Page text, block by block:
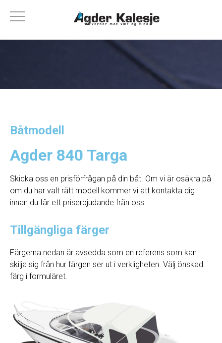
Båtmodell
Agder 840 Targa
Skicka oss en prisförfrågan på din båt. Om vi ​​är osäkra på
om du har valt rätt modell kommer vi att kontakta dig
innan du får ett priserbjudande från oss.
Tillgängliga färger
Färgerna nedan är avsedda som en referens som kan
skilja sig från hur färgen ser ut i verkligheten. Välj önskad
färg i formuläret.